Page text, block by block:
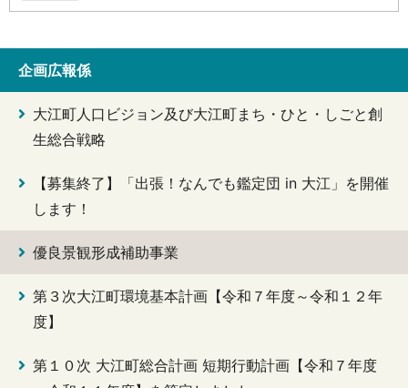
企画広報係
大江町人口ビジョン及び大江町まち・ひと・しごと創
生総合戦略
【募集終了】「出張！なんでも鑑定団 in 大江」を開催
します！
優良景観形成補助事業
第３次大江町環境基本計画【令和７年度～令和１２年
度】
第１０次 大江町総合計画 短期行動計画【令和７年度